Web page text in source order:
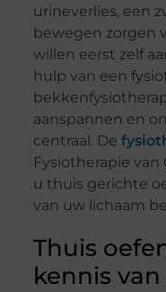
urineverlies, een
bewegen zorgen
willen eerst zelf
hulp van een
aanspannen en
centraal. De
Fysiotherapie
u thuis gerichte
van uw lichaam
Thuis
kennis